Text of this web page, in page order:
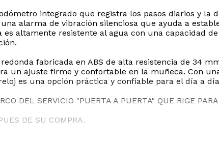
integrado que registra los pasos diarios y la
alarma de vibración silenciosa que ayuda a
altamente resistente al agua con una capacidad
fabricada en ABS de alta resistencia de 34
un ajuste firme y confortable en la muñeca. Con
es una opción práctica y confiable para el día a
DEL SERVICIO "PUERTA A PUERTA" QUE RIGE
DE SU COMPRA.